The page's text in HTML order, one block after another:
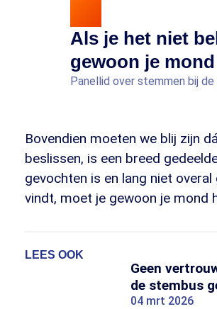
Als je het niet
gewoon je
Panellid over stemmen bij
Bovendien moeten we blij zijn
beslissen, is een breed
gevochten is en lang niet
vindt, moet je gewoon je mond
LEES OOK
Geen
de stembus
04 mrt 2026